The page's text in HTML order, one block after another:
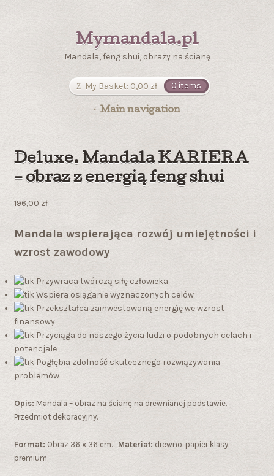
Mymandala.pl
Mandala, feng shui, obrazy na ścianę
My Basket: 0,00 zł 0 items
Main navigation
Deluxe. Mandala KARIERA
– obraz z energią feng shui
196,00 zł
Mandala wspierająca rozwój umiejętności i
wzrost zawodowy
Przywraca twórczą siłę człowieka
Wspiera osiąganie wyznaczonych celów
Przekształca zainwestowaną energię wewzrost
finansowy
Przyciąga do naszego życia ludzi o podobnych celach i
potencjale
Pogłębia zdolność skutecznego rozwiązywania
problemów
Opis: Mandala – obraz na ścianę na drewnianej podstawie.
Przedmiot dekoracyjny.
Format: Obraz 36 × 36 cm. Materiał: drewno, papier klasy
premium.